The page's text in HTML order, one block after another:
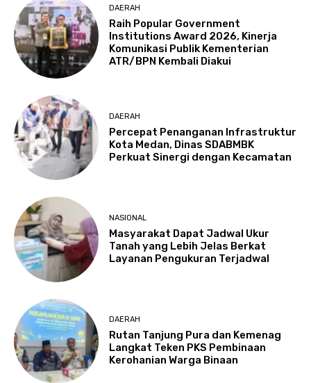
DAERAH
Raih Popular Government
Institutions Award 2026, Kinerja
Komunikasi Publik Kementerian
ATR/BPN Kembali Diakui
DAERAH
Percepat Penanganan Infrastruktur
Kota Medan, Dinas SDABMBK
Perkuat Sinergi dengan Kecamatan
NASIONAL
Masyarakat Dapat Jadwal Ukur
Tanah yang Lebih Jelas Berkat
Layanan Pengukuran Terjadwal
DAERAH
Rutan Tanjung Pura dan Kemenag
Langkat Teken PKS Pembinaan
Kerohanian Warga Binaan